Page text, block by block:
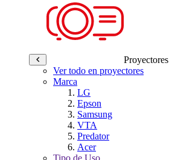
Proyectores
Ver todo en proyectores
Marca
LG
Epson
Samsung
VTA
Predator
Acer
Tipo de Uso